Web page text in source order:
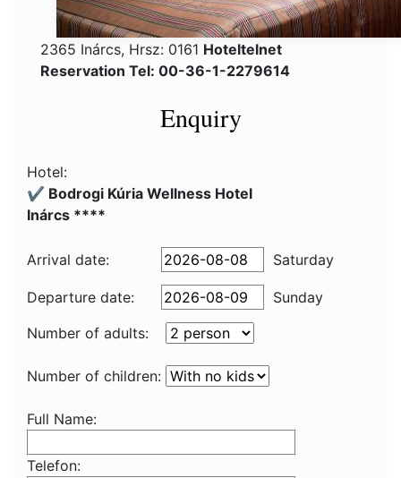
2365 Inárcs, Hrsz: 0161 Hoteltelnet
Reservation Tel: 00-36-1-2279614
Enquiry
Hotel:
✔️ Bodrogi Kúria Wellness Hotel
Inárcs ****
Arrival date: Saturday
Departure date:
Sunday
Number of adults:
Number of children:
Full Name:
Telefon: